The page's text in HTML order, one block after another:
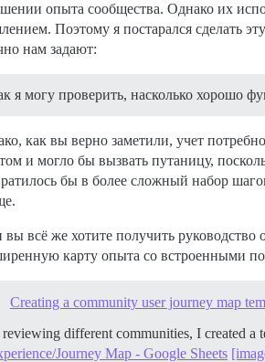
опыта сообщества. Однако их
Поэтому я постарался сделать
нам задают:
я могу проверить, насколько хорошо
как вы верно заметили, учет
и могло бы вызвать путаницу,
бы в более сложный набор
вы всё же хотите получить руководство
карту опыта со встроенными
Creating a community user journey map
different communities, I created a
Journey Map - Google Sheets